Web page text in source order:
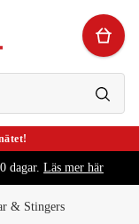
dagar. Läs mer här
& Stingers